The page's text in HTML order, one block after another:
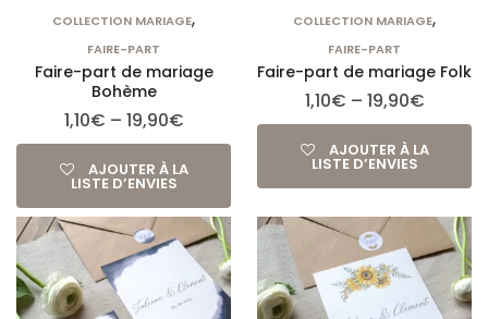
COLLECTION MARIAGE,
FAIRE-PART
Faire-part de mariage
Bohème
1,10€ – 19,90€
AJOUTER À LA
LISTE D’ENVIES
COLLECTION MARIAGE,
FAIRE-PART
Faire-part de mariage Folk
1,10€ – 19,90€
AJOUTER À LA
LISTE D’ENVIES